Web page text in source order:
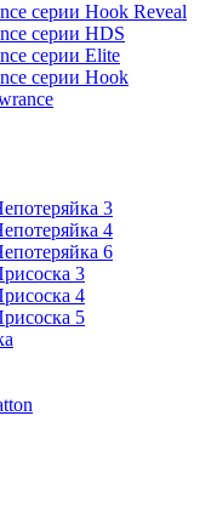
серии Hook Reveal
серии HDS
серии Elite
серии Hook
3
4
6
3
4
5